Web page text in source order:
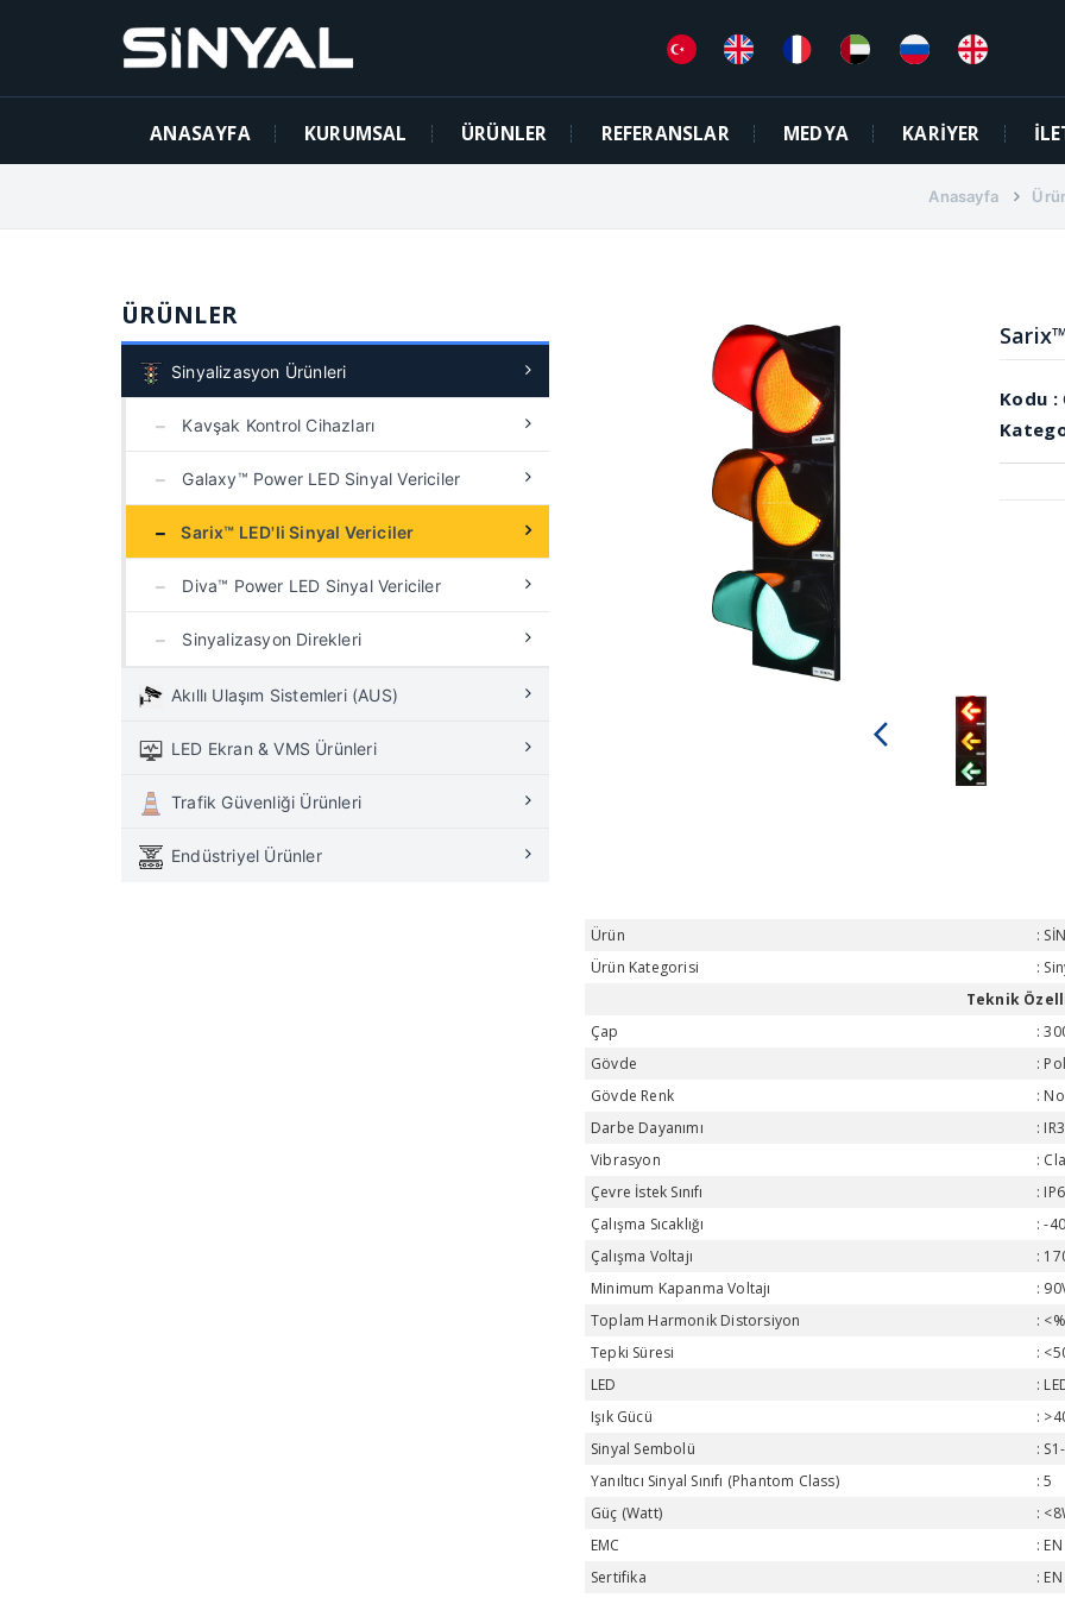
ANASAYFA KURUMSAL ÜRÜNLER REFERANSLAR MEDYA KARİYER
Anasayfa
ÜRÜNLER
Sinyalizasyon Ürünleri
Kavşak Kontrol Cihazları
Galaxy™ Power LED Sinyal Vericiler
Sarix™ LED'li Sinyal Vericiler
Diva™ Power LED Sinyal Vericiler
Sinyalizasyon Direkleri
Akıllı Ulaşım Sistemleri (AUS)
LED Ekran & VMS Ürünleri
Trafik Güvenliği Ürünleri
Endüstriyel Ürünler
Kodu :
arrow_back_ios
Ürün
Ürün Kategorisi
Teknik
Çap
Gövde
Gövde Renk
Darbe Dayanımı
IR3
Vibrasyon
Çevre İstek Sınıfı
Çalışma Sıcaklığı
-
Çalışma Voltajı
Minimum Kapanma Voltajı
Toplam Harmonik Distorsiyon
Tepki Süresi
LED
Işık Gücü
Sinyal Sembolü
Yanıltıcı Sinyal Sınıfı (Phantom Class)
5
Güç (Watt)
EMC
Sertifika